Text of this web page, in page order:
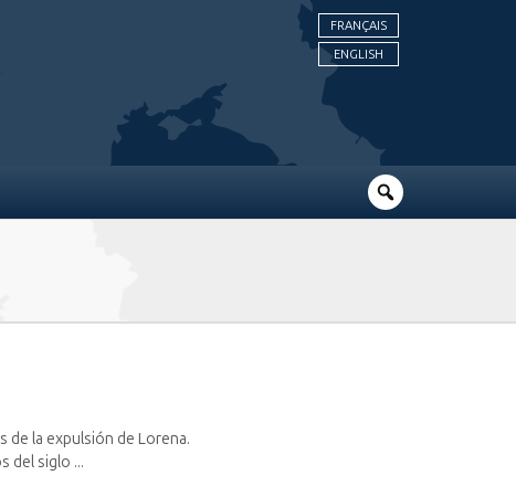
FRANÇAIS
ENGLISH
de la expulsión de Lorena.
del siglo ...